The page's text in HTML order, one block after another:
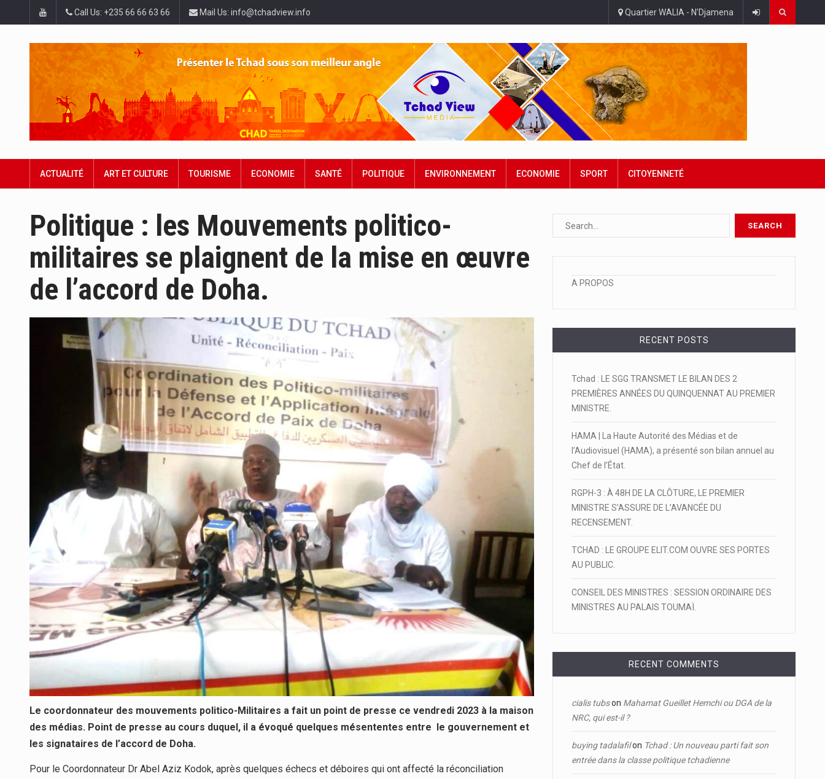
Call Us: +235 66 66 63 66 Mail Us: info@tchadview.info Quartier WALIA - N'Djamena
ACTUALITÉ ART ET CULTURE TOURISME ECONOMIE SANTÉ POLITIQUE ENVIRONNEMENT ECONOMIE SPORT CITOYENNETÉ
Politique : les Mouvements politico-
militaires se plaignent de la mise en œuvre
de l’accord de Doha.
Le coordonnateur des mouvements politico-Militaires a fait un point de presse ce vendredi 2023 à la maison
des médias. Point de presse au cours duquel, il a évoqué quelques mésententes entre le gouvernement et
les signataires de l’accord de Doha.
Pour le Coordonnateur Dr Abel Aziz Kodok, après quelques échecs et déboires qui ont affecté la réconciliation
A PROPOS
RECENT POSTS
Tchad : LE SGG TRANSMET LE BILAN DES 2
PREMIÈRES ANNÉES DU QUINQUENNAT AU PREMIER
MINISTRE.
HAMA | La Haute Autorité des Médias et de
l’Audiovisuel (HAMA), a présenté son bilan annuel au
Chef de l’État.
RGPH-3 : À 48H DE LA CLÔTURE, LE PREMIER
MINISTRE S’ASSURE DE L’AVANCÉE DU
RECENSEMENT.
TCHAD : LE GROUPE ELIT.COM OUVRE SES PORTES
AU PUBLIC.
CONSEIL DES MINISTRES : SESSION ORDINAIRE DES
MINISTRES AU PALAIS TOUMAÏ.
RECENT COMMENTS
cialis tubson Mahamat Gueillet Hemchi ou DGA de la
NRC, qui est-il ?
buying tadalafilon Tchad : Un nouveau parti fait son
entrée dans la classe politique tchadienne